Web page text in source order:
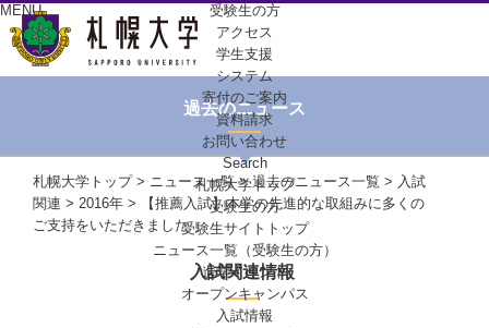
MENU
受験生の方
アクセス
学生支援
システム
寄付のご案内
資料請求
お問い合わせ
Search
札幌大学トップ
受験生の方
受験生サイトトップ
ニュース一覧（受験生の方）
進学イベント
オープンキャンパス
入試情報
過去のニュース
札幌大学トップ> ニュース一覧>過去のニュース一覧 > 入試
関連 > 2016年 > 【推薦入試】本学の先進的な取組みに多くの
ご支持をいただきました
入試関連情報